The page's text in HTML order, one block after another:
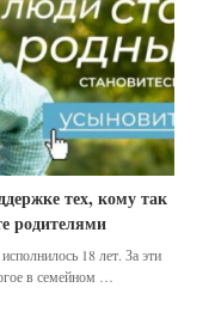
тех, кому так
родителями
18 лет. За эти
в семейном …